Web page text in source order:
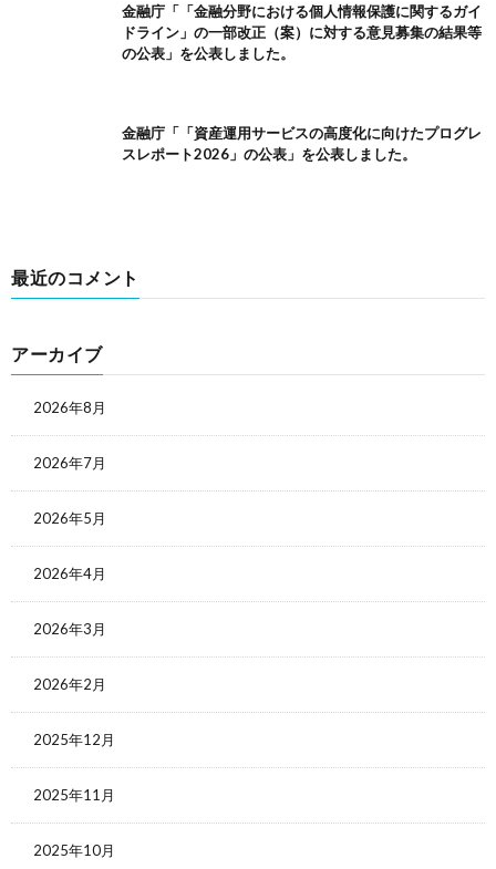
金融庁「「金融分野における個人情報保護に関するガイ
ドライン」の一部改正（案）に対する意見募集の結果等
の公表」を公表しました。
金融庁「「資産運用サービスの高度化に向けたプログレ
スレポート2026」の公表」を公表しました。
最近のコメント
アーカイブ
2026年8月
2026年7月
2026年5月
2026年4月
2026年3月
2026年2月
2025年12月
2025年11月
2025年10月